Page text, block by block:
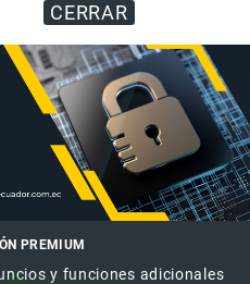
CERRAR
PREMIUM
y funciones adicionales